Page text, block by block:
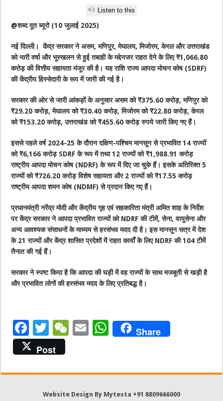
Listen to this
@शब्द दूत ब्यूरो (10 जुलाई 2025)
नई दिल्ली। केंद्र सरकार ने असम, मणिपुर, मेघालय, मिजोरम, केरल और उत्तराखंड
को भारी वर्षा और भूस्खलन से हुई तबाही के मद्देनजर राहत देने के लिए ₹1,066.80
करोड़ की वित्तीय सहायता मंजूर की है। यह राशि राज्य आपदा मोचन कोष (SDRF)
की केंद्रीय हिस्सेदारी के रूप में जारी की गई है।
सरकार की ओर से जारी आंकड़ों के अनुसार असम को ₹375.60 करोड़, मणिपुर को
₹29.20 करोड़, मेघालय को ₹30.40 करोड़, मिजोरम को ₹22.80 करोड़, केरल
को ₹153.20 करोड़, उत्तराखंड को ₹455.60 करोड़ रुपये जारी किए गए हैं।
इससे पहले वर्ष 2024-25 के दौरान दक्षिण-पश्चिम मानसून से प्रभावित 14 राज्यों
को ₹6,166 करोड़ SDRF के रूप में तथा 12 राज्यों को ₹1,988.91 करोड़
राष्ट्रीय आपदा मोचन कोष (NDRF) के रूप में दिए जा चुके हैं। इसके अतिरिक्त 5
राज्यों को ₹726.20 करोड़ विशेष सहायता और 2 राज्यों को ₹17.55 करोड़
राष्ट्रीय आपदा शमन कोष (NDMF) से प्रदान किए गए हैं।
प्रधानमंत्री नरेंद्र मोदी और केंद्रीय गृह एवं सहकारिता मंत्री अमित शाह के निर्देश
पर केंद्र सरकार ने आपदा प्रभावित राज्यों को NDRF की टीमें, सेना, वायुसेना और
अन्य आवश्यक संसाधनों के माध्यम से हरसंभव मदद दी है। इस मानसून सत्र में देश
के 21 राज्यों और केंद्र शासित प्रदेशों में राहत कार्यों के लिए NDRF की 104 टीमें
तैनात की गई हैं।
सरकार ने स्पष्ट किया है कि आपदा की घड़ी में वह राज्यों के साथ मजबूती से खड़ी है
और प्रभावित लोगों की हरसंभव मदद के लिए प्रतिबद्ध है।
F
a
c
e
T
w
it
te
r
W
h
at
E
l
W
s
A
Share
Post
Website Design By Mytesta +91 8809666000